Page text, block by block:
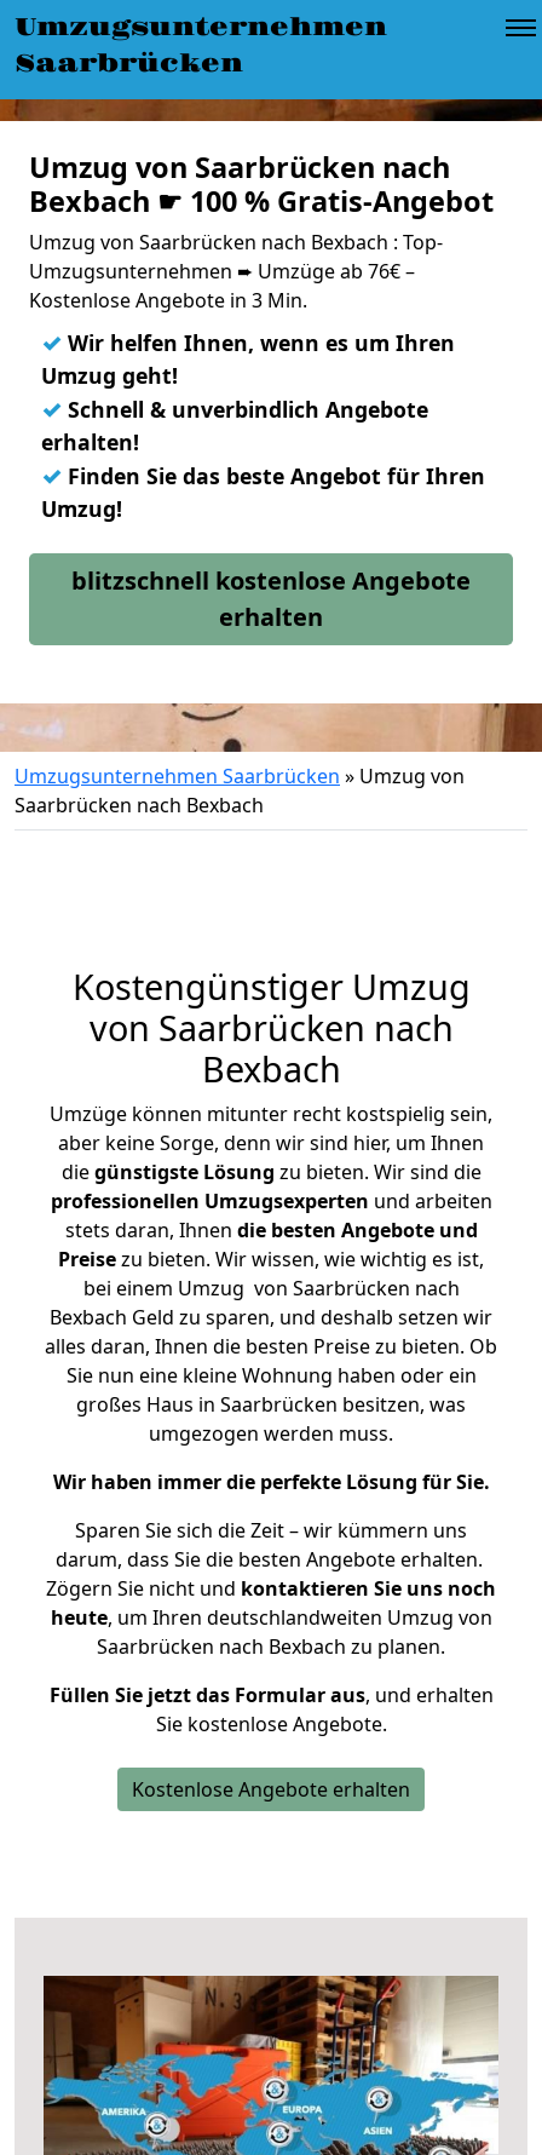
Umzugsunternehmen
Saarbrücken
Umzug von Saarbrücken nach
Bexbach ☛ 100 % Gratis-Angebot
Umzug von Saarbrücken nach Bexbach : Top-
Umzugsunternehmen ➨ Umzüge ab 76€ –
Kostenlose Angebote in 3 Min.
✓ Wir helfen Ihnen, wenn es um Ihren
Umzug geht!
✓ Schnell & unverbindlich Angebote
erhalten!
✓ Finden Sie das beste Angebot für Ihren
Umzug!
blitzschnell kostenlose Angebote
erhalten
Umzugsunternehmen Saarbrücken » Umzug von
Saarbrücken nach Bexbach
Kostengünstiger Umzug
von Saarbrücken nach
Bexbach
Umzüge können mitunter recht kostspielig sein,
aber keine Sorge, denn wir sind hier, um Ihnen
diegünstigste Lösung zu bieten. Wir sind die
professionellen Umzugsexperten und arbeiten
stets daran, Ihnen die besten Angebote und
Preisezu bieten. Wir wissen, wie wichtig es ist,
bei einem Umzug von Saarbrücken nach
Bexbach Geld zu sparen, und deshalb setzen wir
alles daran, Ihnen die besten Preise zu bieten. Ob
Sie nun eine kleine Wohnung haben oder ein
großes Haus in Saarbrücken besitzen, was
umgezogen werden muss.
Wir haben immer die perfekte Lösung für Sie.
Sparen Sie sich die Zeit – wir kümmern uns
darum, dass Sie die besten Angebote erhalten.
Zögern Sie nicht und kontaktieren Sie uns noch
heute, um Ihren deutschlandweiten Umzug von
Saarbrücken nach Bexbach zu planen.
Füllen Sie jetzt das Formular aus, und erhalten
Sie kostenlose Angebote.
Kostenlose Angebote erhalten